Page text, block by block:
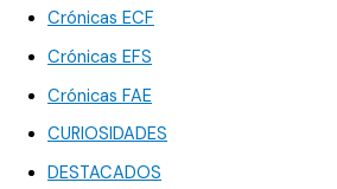
Crónicas ECF
Crónicas EFS
Crónicas FAE
CURIOSIDADES
DESTACADOS